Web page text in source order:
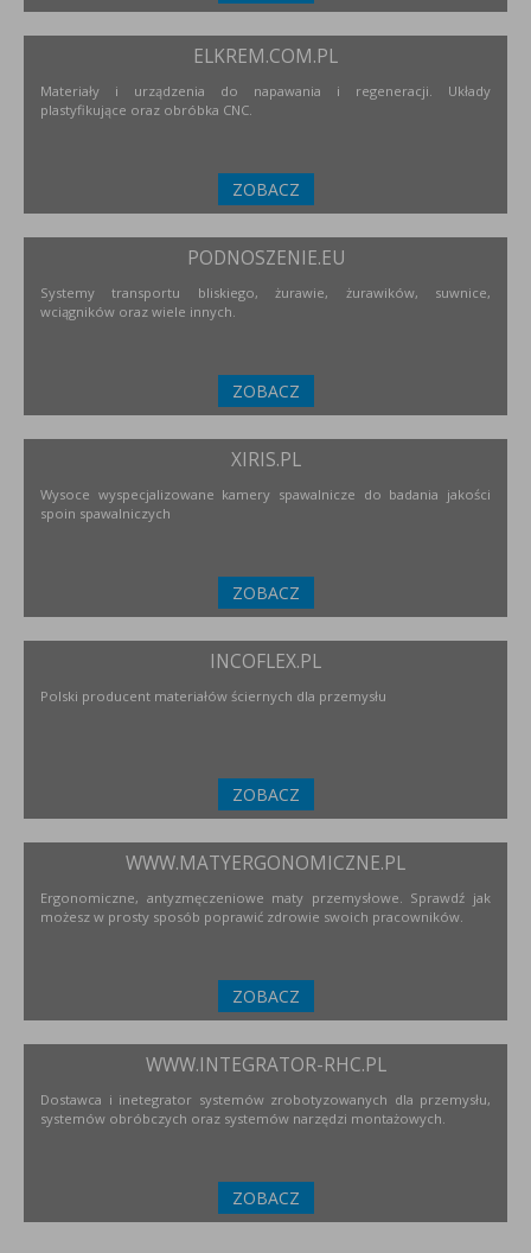
ELKREM.COM.PL
Materiały i urządzenia do napawania i regeneracji. Układy
plastyfikujące oraz obróbka CNC.
ZOBACZ
PODNOSZENIE.EU
Systemy transportu bliskiego, żurawie, żurawików, suwnice,
wciągników oraz wiele innych.
ZOBACZ
XIRIS.PL
Wysoce wyspecjalizowane kamery spawalnicze do badania jakości
spoin spawalniczych
ZOBACZ
INCOFLEX.PL
Polski producent materiałów ściernych dla przemysłu
ZOBACZ
WWW.MATYERGONOMICZNE.PL
Ergonomiczne, antyzmęczeniowe maty przemysłowe. Sprawdź jak
możesz w prosty sposób poprawić zdrowie swoich pracowników.
ZOBACZ
WWW.INTEGRATOR-RHC.PL
Dostawca i inetegrator systemów zrobotyzowanych dla przemysłu,
systemów obróbczych oraz systemów narzędzi montażowych.
ZOBACZ